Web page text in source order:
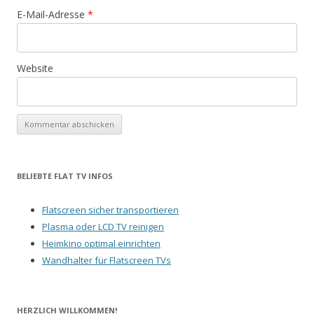
E-Mail-Adresse *
Website
BELIEBTE FLAT TV INFOS
Flatscreen sicher transportieren
Plasma oder LCD TV reinigen
Heimkino optimal einrichten
Wandhalter für Flatscreen TVs
HERZLICH WILLKOMMEN!